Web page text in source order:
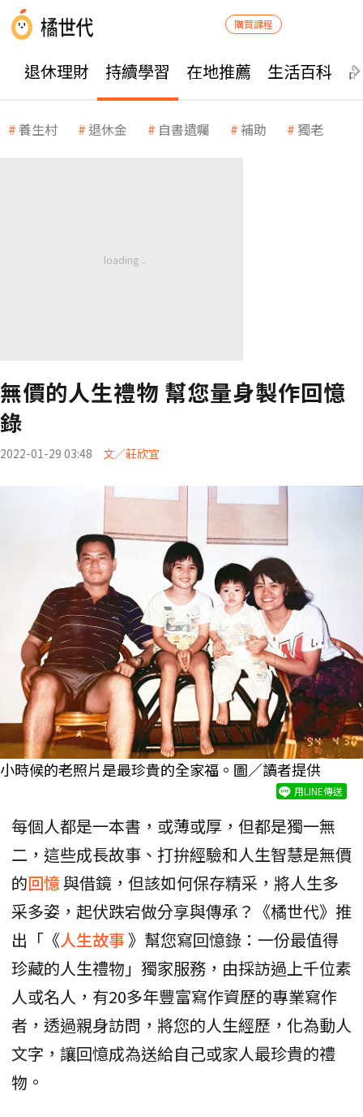
購買課程
退休理財 持續學習 在地推薦 生活百科
養生村 退休金 自書遺囑 補助 獨老
無價的人生禮物 幫您量身製作回憶
錄
2022-01-29 03:48 文／莊欣宜
小時候的老照片是最珍貴的全家福。圖／讀者提供
用LINE傳送
每個人都是一本書，或薄或厚，但都是獨一無
二，這些成長故事、打拚經驗和人生智慧是無價
的回憶與借鏡，但該如何保存精采，將人生多
采多姿，起伏跌宕做分享與傳承？《橘世代》推
出「《人生故事》幫您寫回憶錄：一份最值得
珍藏的人生禮物」獨家服務，由採訪過上千位素
人或名人，有20多年豐富寫作資歷的專業寫作
者，透過親身訪問，將您的人生經歷，化為動人
文字，讓回憶成為送給自己或家人最珍貴的禮
物。